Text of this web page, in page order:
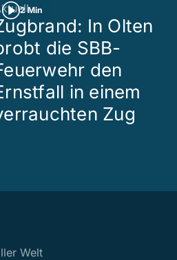
2 Min
In Olten
die SBB-
den
in einem
Zug
Welt